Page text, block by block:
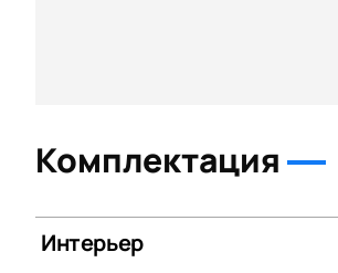
Комплектация
Интерьер